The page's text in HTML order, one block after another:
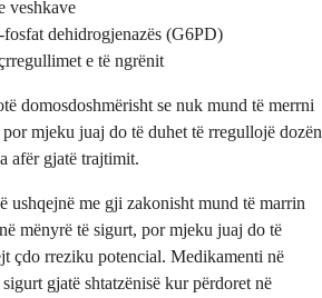
veshkave
dehidrogjenazës (G6PD)
e të ngrënit
domosdoshmërisht se nuk mund të merrni
mjeku juaj do të duhet të rregullojë dozën
afër gjatë trajtimit.
ushqejnë me gji zakonisht mund të marrin
mënyrë të sigurt, por mjeku juaj do të
çdo rreziku potencial. Medikamenti në
gjatë shtatzënisë kur përdoret në